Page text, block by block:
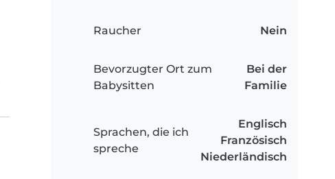
Raucher Nein
Bevorzugter Ort zum
Babysitten
Bei der
Familie
Sprachen, die ich
spreche
Englisch
Französisch
Niederländisch